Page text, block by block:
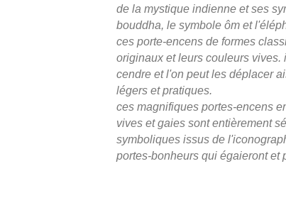
de la mystique indienne et ses
bouddha, le symbole ôm et
ces porte-encens de formes
originaux et leurs couleurs
cendre et l'on peut les déplacer
légers et pratiques.
ces magnifiques portes-encens
vives et gaies sont entièrement
symboliques issus de
portes-bonheurs qui égaieront et